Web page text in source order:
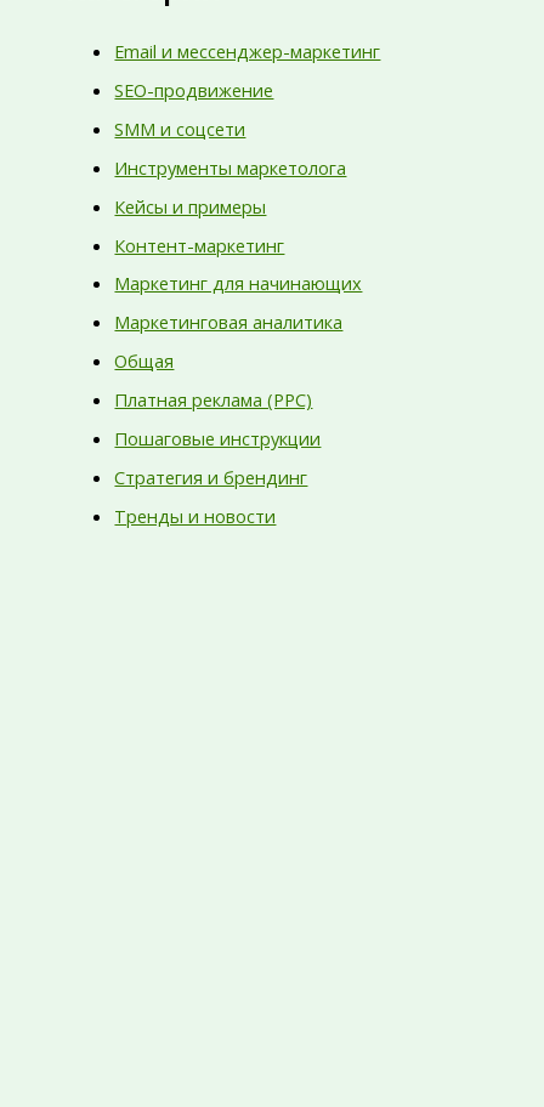
Email и мессенджер-маркетинг
SEO-продвижение
SMM и соцсети
Инструменты маркетолога
Кейсы и примеры
Контент-маркетинг
Маркетинг для начинающих
Маркетинговая аналитика
Общая
Платная реклама (PPC)
Пошаговые инструкции
Стратегия и брендинг
Тренды и новости